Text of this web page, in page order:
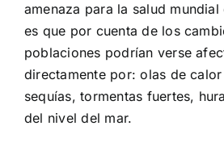
amenaza para la salud mundial
es que por cuenta de los
poblaciones podrían verse
directamente por: olas de calor
sequías, tormentas fuertes,
del nivel del mar.